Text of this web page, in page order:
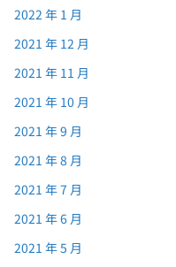
2022 年 1 月
2021 年 12 月
2021 年 11 月
2021 年 10 月
2021 年 9 月
2021 年 8 月
2021 年 7 月
2021 年 6 月
2021 年 5 月